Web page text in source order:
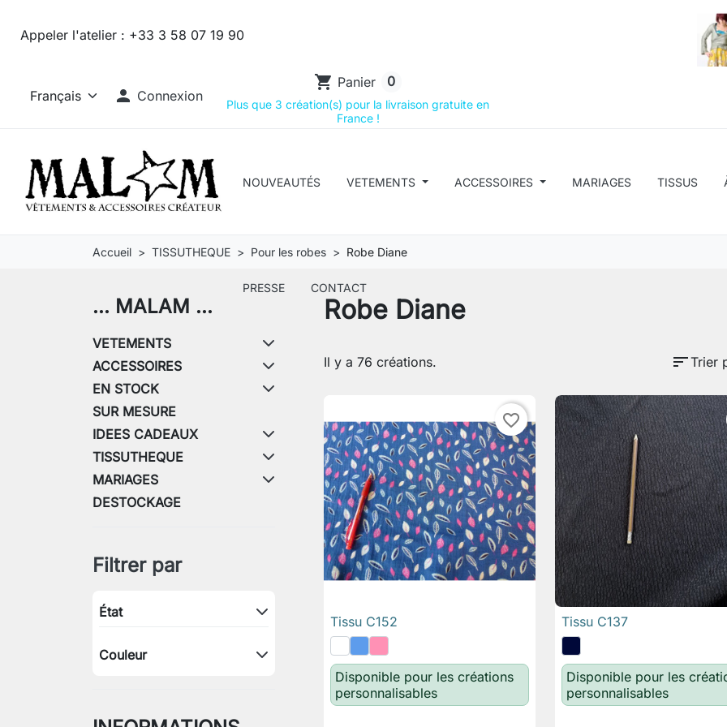
Appeler l'atelier : +33 3 58 07 19 90
 Connexion
shopping_cart Panier 0
Plus que 3 création(s) pour la livraison gratuite en
France !
NOUVEAUTÉS VETEMENTS ACCESSOIRES MARIAGES TISSUS
PRESSE CONTACT
Accueil TISSUTHEQUE Pour les robes Robe Diane
... MALAM ...
VETEMENTS
ACCESSOIRES
EN STOCK
SUR MESURE
IDEES CADEAUX
TISSUTHEQUE
MARIAGES
DESTOCKAGE
Filtrer par
État
Couleur
Robe Diane
Il y a 76 créations. sortTrier
favorite_border
 Aperçu rapide
Tissu C152
Disponible pour les créations
personnalisables

Tissu C137
Disponible pour les
personnalisables